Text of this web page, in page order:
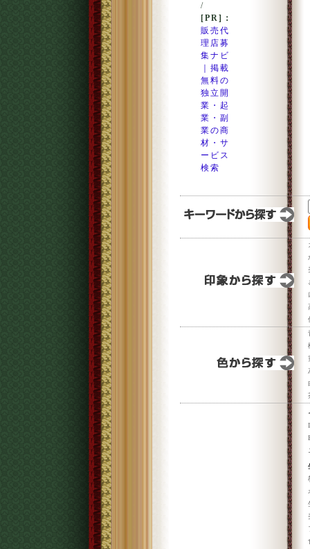
/
[PR]：
販売代
理店募
集ナビ
｜掲載
無料の
独立開
業・起
業・副
業の商
材・サ
ービス
検索